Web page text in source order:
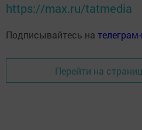
https://max.ru/tatmedia
Подписывайтесь на
Перейти на